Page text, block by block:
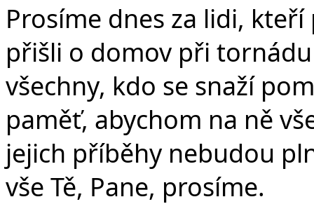
Prosíme dnes za lidi,
přišli o domov při
všechny, kdo se snaží
paměť, abychom na ně
jejich příběhy nebudou
vše Tě, Pane, prosíme.